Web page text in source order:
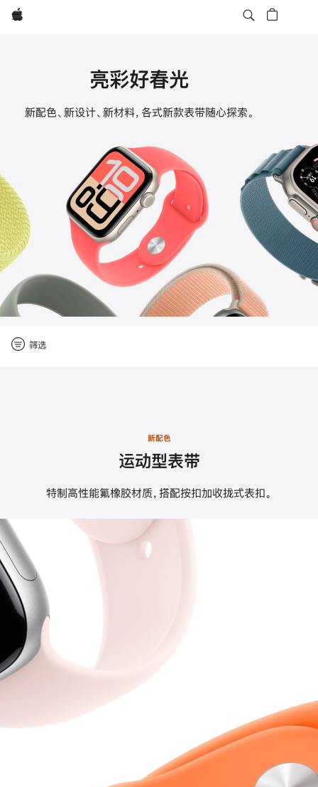
Apple
Apple
带
亮彩好春光
新配色、新设计、新材料，各式新款表带随心探索。
筛选
重
新配色
运动型表带
特制高性能氟橡胶材质，搭配按扣加收拢式表扣。